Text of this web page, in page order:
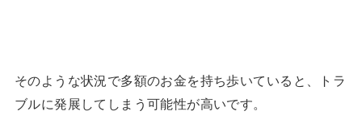
そのような状況で多額のお金を持ち歩いていると、トラ
ブルに発展してしまう可能性が高いです。